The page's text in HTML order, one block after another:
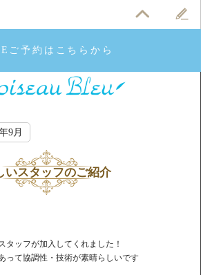
ご予約はこちらから
9月
いスタッフのご紹介
タッフが加入してくれました！
って協調性・技術が素晴らしいです